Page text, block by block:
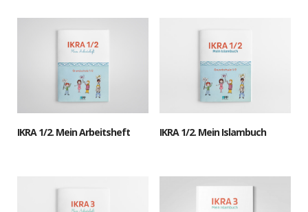
IKRA 1/2. Mein Arbeitsheft IKRA 1/2. Mein Islambuch